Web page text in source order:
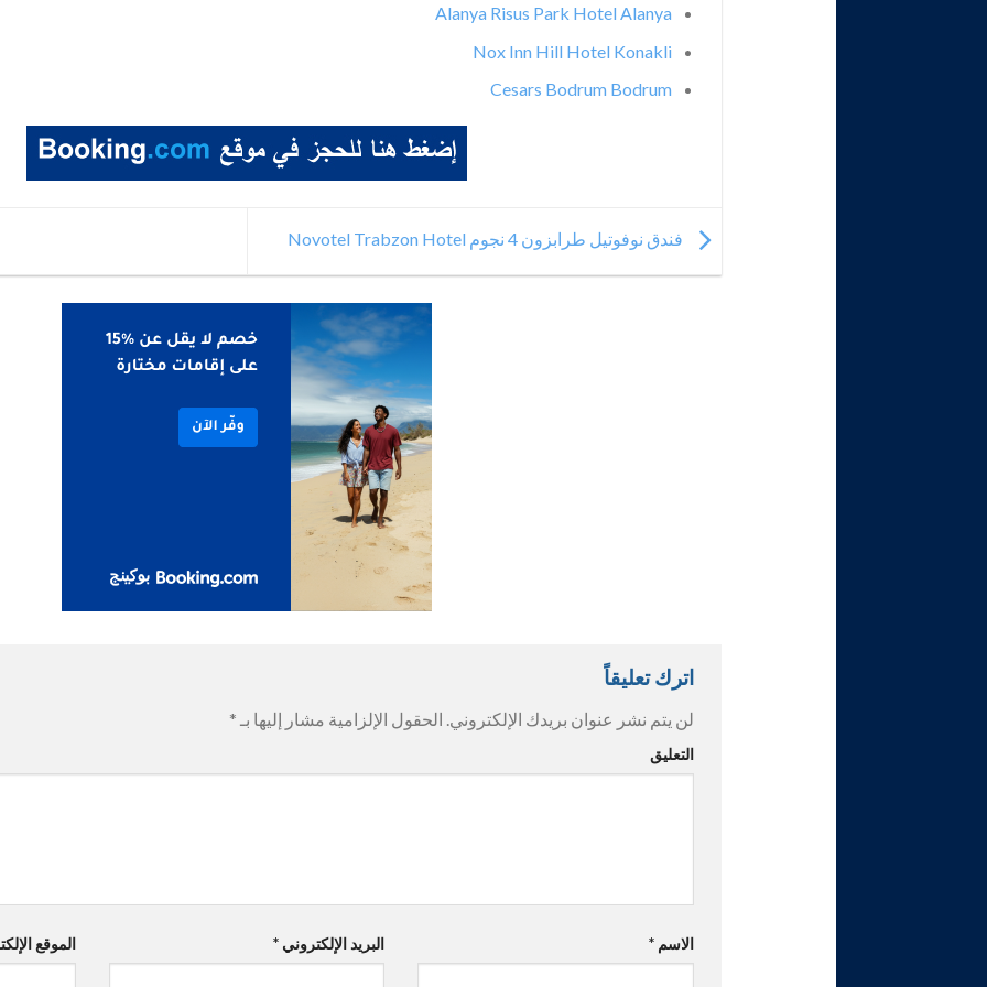
Alanya Risus Park Hotel Alanya
Nox Inn Hill Hotel Konakli
Cesars Bodrum Bodrum
فندق نوفوتيل طرابزون 4 نجوم Novotel Trabzon Hotel
اترك تعليقاً
لن يتم نشر عنوان بريدك الإلكتروني. الحقول الإلزامية مشار إليها بـ *
التعليق
الاسم* البريد الإلكتروني * الموقع